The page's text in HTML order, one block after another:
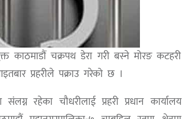
काठमाडौं चक्रपथ डेरा गरी बस्ने मोरङ कटहरी
प्रहरीले पक्राउ गरेको छ ।
रहेका चौधरीलाई प्रहरी प्रधान कार्यालय